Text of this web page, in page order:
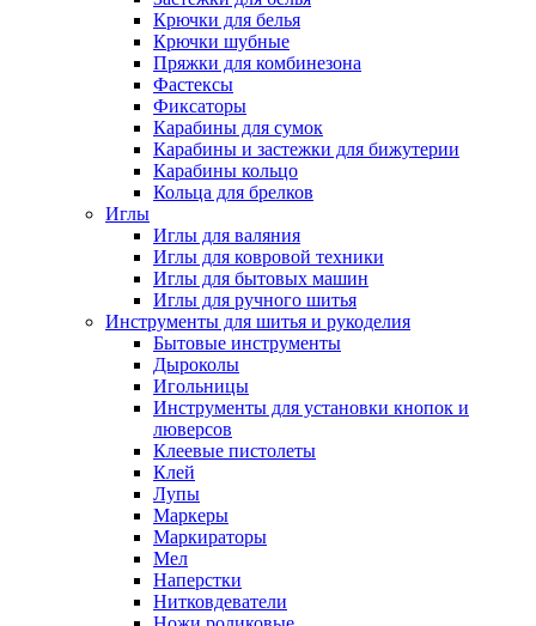
Крючки для белья
Крючки шубные
Пряжки для комбинезона
Фастексы
Фиксаторы
Карабины для сумок
Карабины и застежки для бижутерии
Карабины кольцо
Кольца для брелков
Иглы
Иглы для валяния
Иглы для ковровой техники
Иглы для бытовых машин
Иглы для ручного шитья
Инструменты для шитья и рукоделия
Бытовые инструменты
Дыроколы
Игольницы
Инструменты для установки кнопок и
люверсов
Клеевые пистолеты
Клей
Лупы
Маркеры
Маркираторы
Мел
Наперстки
Нитковдеватели